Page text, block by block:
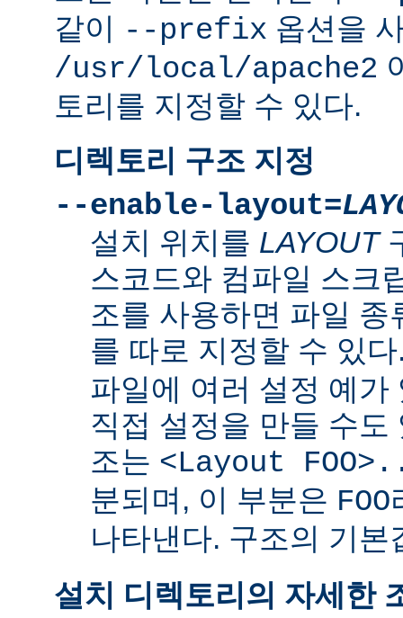
같이
--prefix 옵션을
/usr/local/apache2
토리를 지정할 수 있다.
디렉토리 구조 지정
--enable-layout=
설치 위치를 LAYOUT
스코드와 컴파일 스크
조를 사용하면 파일
를 따로 지정할 수 있
파일에 여러 설정 예가
직접 설정을 만들 수도
조는 <Layout
분되며, 이 부분은 FOO
나타낸다. 구조의 기
설치 디렉토리의 자세한